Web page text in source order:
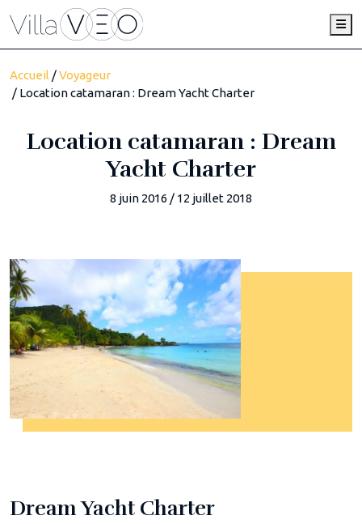
Accueil /Voyageur
/ Location catamaran : Dream Yacht Charter
Location catamaran : Dream
Yacht Charter
8 juin 2016 / 12 juillet 2018
Dream Yacht Charter